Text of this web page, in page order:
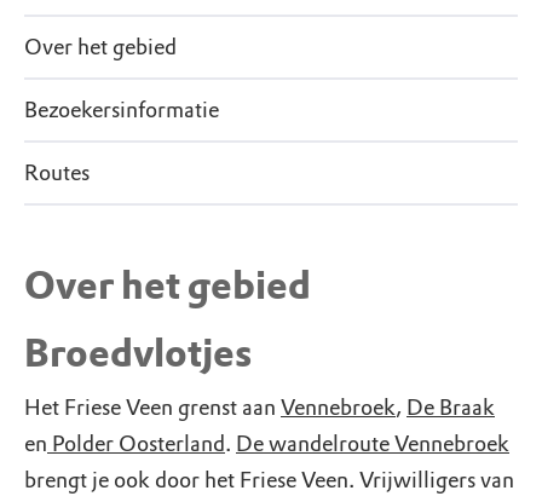
Over het gebied
Bezoekersinformatie
Routes
Over het gebied
Broedvlotjes
Het Friese Veen grenst aan Vennebroek, De Braak
en Polder Oosterland. De wandelroute Vennebroek
brengt je ook door het Friese Veen. Vrijwilligers van